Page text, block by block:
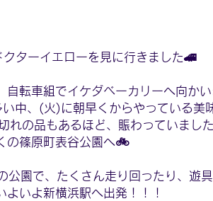
ターイエローを見に行きました🚄
転車組でイケダベーカリーへ向かい
中、(火)に朝早くからやっている美
の品もあるほど、賑わっていました
の篠原町表谷公園へ🚲
公園で、たくさん走り回ったり、遊
いよ新横浜駅へ出発！！！